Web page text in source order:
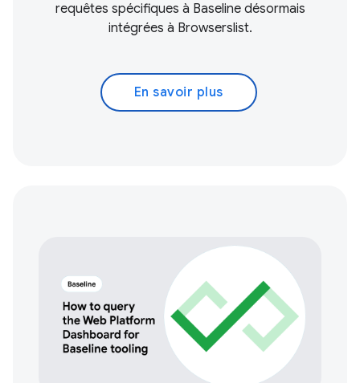
requêtes spécifiques à Baseline désormais
intégrées à Browserslist.
En savoir plus